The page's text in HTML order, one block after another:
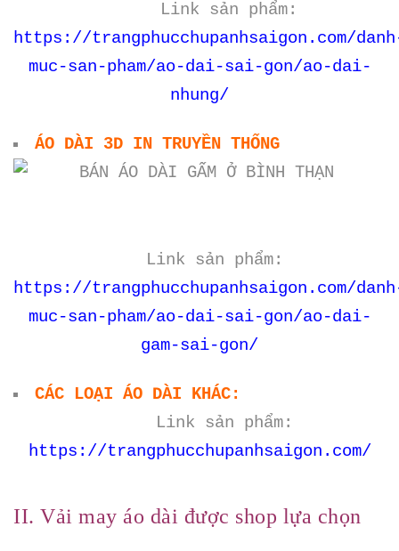
Link sản phẩm:
https://trangphucchupanhsaigon.com/
muc-san-pham/ao-dai-sai-gon/ao-dai-
nhung/
ÁO DÀI 3D IN TRUYỀN THỐNG
Link sản phẩm:
https://trangphucchupanhsaigon.com/
muc-san-pham/ao-dai-sai-gon/ao-dai-
gam-sai-gon/
CÁC LOẠI ÁO DÀI KHÁC:
Link sản phẩm:
https://trangphucchupanhsaigon.com/
II. Vải may áo dài được shop lựa chọn